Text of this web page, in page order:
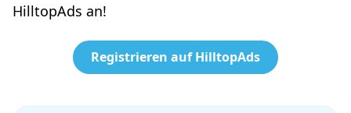
HilltopAds an!
Registrieren auf HilltopAds